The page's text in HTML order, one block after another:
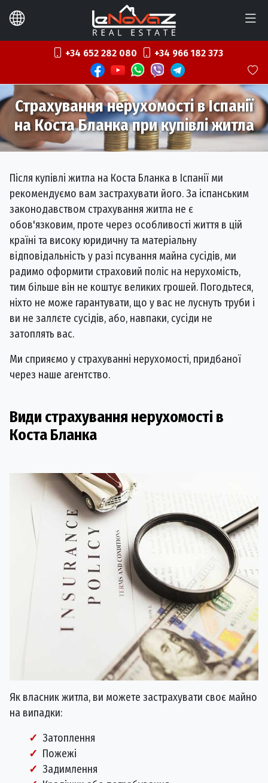
+34 652 282 080 +34 966 182 373
Страхування нерухомості в Іспанії
на Коста Бланка при купівлі житла
Після купівлі житла на Коста Бланка в Іспанії ми
рекомендуємо вам застрахувати його. За іспанським
законодавством страхування житла не є
обов'язковим, проте через особливості життя в цій
країні та високу юридичну та матеріальну
відповідальність у разі псування майна сусідів, ми
радимо оформити страховий поліс на нерухомість,
тим більше він не коштує великих грошей. Погодьтеся,
ніхто не може гарантувати, що у вас не луснуть труби і
ви не заллєте сусідів, або, навпаки, сусіди не
затоплять вас.
Ми сприяємо у страхуванні нерухомості, придбаної
через наше агентство.
Види страхування нерухомості в
Коста Бланка
Як власник житла, ви можете застрахувати своє майно
на випадки:
Затоплення
Пожежі
Задимлення